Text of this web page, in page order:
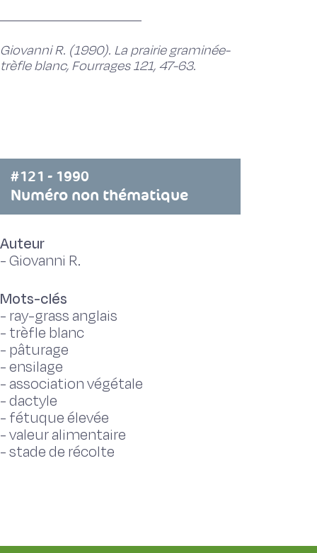
Giovanni R. (1990). La prairie graminée-
trèfle blanc, Fourrages 121, 47-63.
#121 - 1990
Numéro non thématique
Auteur
-Giovanni R.
Mots-clés
- ray-grass anglais
- trèfle blanc
- pâturage
-ensilage
- association végétale
-dactyle
- fétuque élevée
-valeur alimentaire
-stade de récolte